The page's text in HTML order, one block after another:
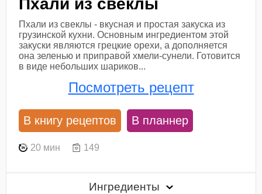
Пхали из свеклы
Пхали из свеклы - вкусная и простая закуска из
грузинской кухни. Основным ингредиентом этой
закуски являются грецкие орехи, а дополняется
она зеленью и приправой хмели-сунели. Готовится
в виде небольших шариков...
Посмотреть рецепт
В книгу рецептов В планнер
20 мин 149
Ингредиенты